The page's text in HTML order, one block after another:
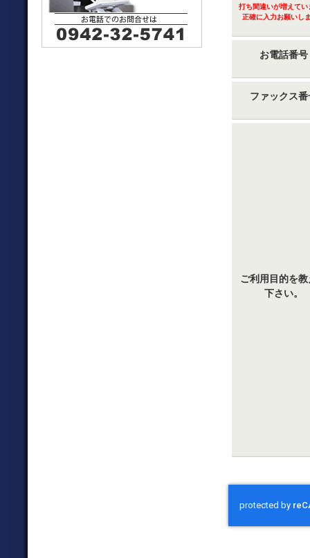
打ち間違いが増えてい
正確に入力お願いし
お電話番号
ファックス番
ご利用目的を
下さい。